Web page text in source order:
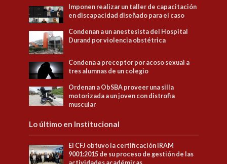
Imponen realizar un taller de capacitación
en discapacidad diseñado para el caso
Condenan a un anestesista del Hospital
Durand por violencia obstétrica
Condena a preceptor por acoso sexual a
tres alumnas de un colegio
Ordenan a ObSBA proveer una silla
motorizada a un joven con distrofia
muscular
Lo último en Institucional
El CFJ obtuvo la certificación IRAM
9001:2015 de su proceso de gestión de las